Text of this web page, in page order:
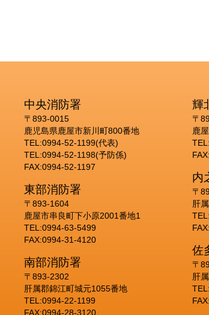
中央消防署
〒893-0015
鹿児島県鹿屋市新川町800番地
TEL:0994-52-1199(代表)
TEL:0994-52-1198(予防係)
FAX:0994-52-1197
東部消防署
〒893-1604
鹿屋市串良町下小原2001番地1
TEL:0994-63-5499
FAX:0994-31-4120
南部消防署
〒893-2302
肝属郡錦江町城元1055番地
TEL:0994-22-1199
FAX:0994-28-3120
輝
〒
鹿
内
〒
肝
佐
〒
肝